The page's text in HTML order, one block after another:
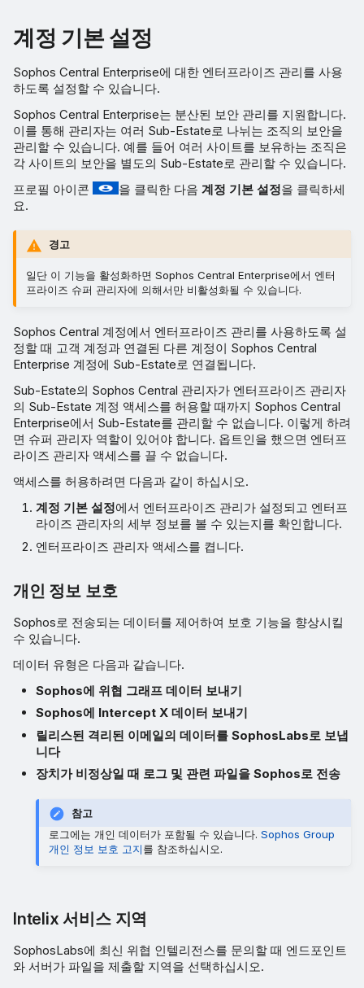
계정 기본 설정
Sophos Central Enterprise에 대한 엔터프라이즈 관리를 사용
하도록 설정할 수 있습니다.
Sophos Central Enterprise는 분산된 보안 관리를 지원합니다.
이를 통해 관리자는 여러 Sub-Estate로 나뉘는 조직의 보안을
관리할 수 있습니다. 예를 들어 여러 사이트를 보유하는 조직은
각 사이트의 보안을 별도의 Sub-Estate로 관리할 수 있습니다.
프로필 아이콘
을 클릭한 다음 계정 기본 설정을 클릭하세
요.
경고
일단 이 기능을 활성화하면 Sophos Central Enterprise에서 엔터
프라이즈 슈퍼 관리자에 의해서만 비활성화될 수 있습니다.
Sophos Central 계정에서 엔터프라이즈 관리를 사용하도록 설
정할 때 고객 계정과 연결된 다른 계정이 Sophos Central
Enterprise 계정에 Sub-Estate로 연결됩니다.
Sub-Estate의 Sophos Central 관리자가 엔터프라이즈 관리자
의 Sub-Estate 계정 액세스를 허용할 때까지 Sophos Central
Enterprise에서 Sub-Estate를 관리할 수 없습니다. 이렇게 하려
면 슈퍼 관리자 역할이 있어야 합니다. 옵트인을 했으면 엔터프
라이즈 관리자 액세스를 끌 수 없습니다.
액세스를 허용하려면 다음과 같이 하십시오.
계정 기본 설정에서 엔터프라이즈 관리가 설정되고 엔터프
라이즈 관리자의 세부 정보를 볼 수 있는지를 확인합니다.
엔터프라이즈 관리자 액세스를 켭니다.
개인 정보 보호
Sophos로 전송되는 데이터를 제어하여 보호 기능을 향상시킬
수 있습니다.
데이터 유형은 다음과 같습니다.
Sophos에 위협 그래프 데이터 보내기
Sophos에 Intercept X 데이터 보내기
릴리스된 격리된 이메일의 데이터를 SophosLabs로 보냅
니다
장치가 비정상일 때 로그 및 관련 파일을 Sophos로 전송
참고
로그에는 개인 데이터가 포함될 수 있습니다.Sophos Group
개인 정보 보호 고지를 참조하십시오.
Intelix 서비스 지역
SophosLabs에 최신 위협 인텔리전스를 문의할 때 엔드포인트
와 서버가 파일을 제출할 지역을 선택하십시오.